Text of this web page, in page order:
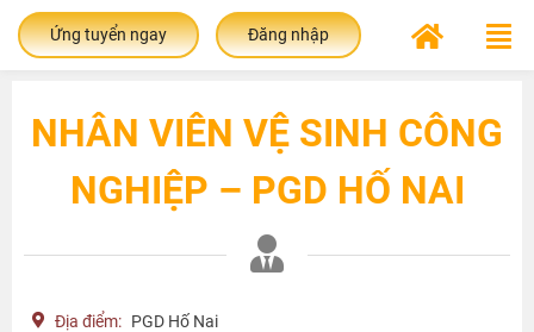
Ứng tuyển ngay Đăng nhập
NHÂN VIÊN VỆ SINH CÔNG
NGHIỆP – PGD HỐ NAI
Địa điểm: PGD Hố Nai